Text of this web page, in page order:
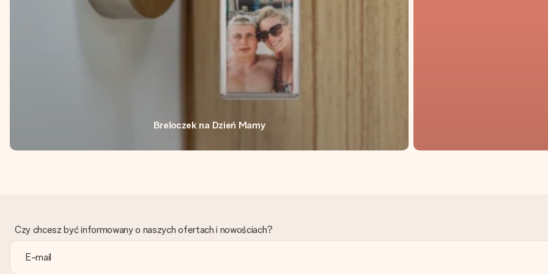
Breloczek na Dzień Mamy
Czy chcesz być informowany o naszych ofertach i nowościach?